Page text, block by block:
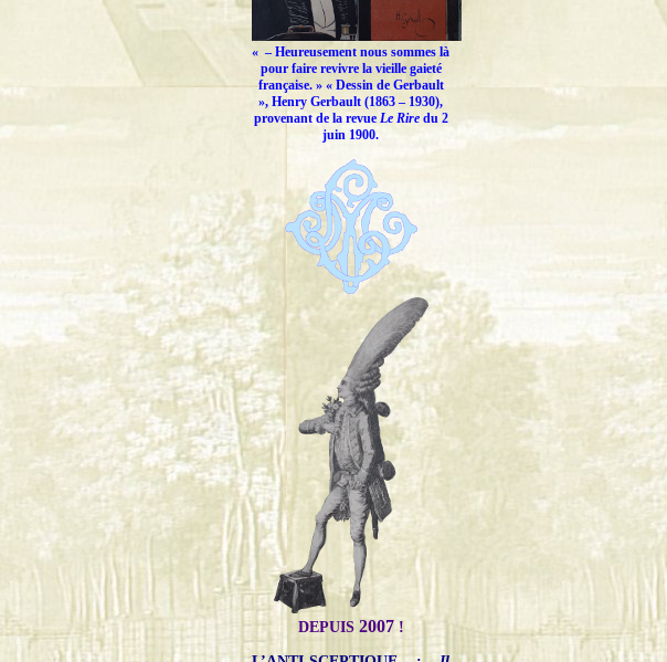
« – Heureusement nous sommes là
pour faire revivre la vieille gaieté
française.» « Dessin de Gerbault
», Henry Gerbault (1863 – 1930),
provenant de la revue Le Riredu 2
juin 1900.
DEPUIS 2007!